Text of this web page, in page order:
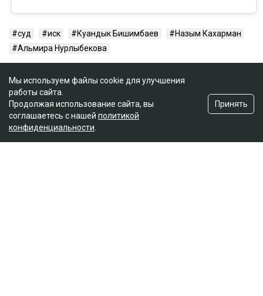
суд иск Куандык Бишимбаев
Назым Кахарман
Альмира Нурлыбекова
Мы используем файлы cookie для улучшения
работы сайта.
Продолжая использование сайта, вы
соглашаетесь с нашей политикой
конфиденциальности
Принять